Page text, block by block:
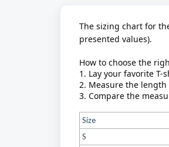
The sizing chart for
presented values).
How to choose the
1. Lay your favorite T-
2. Measure the
3. Compare the
Size
S